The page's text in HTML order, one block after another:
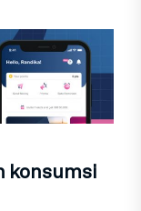
konsumsi